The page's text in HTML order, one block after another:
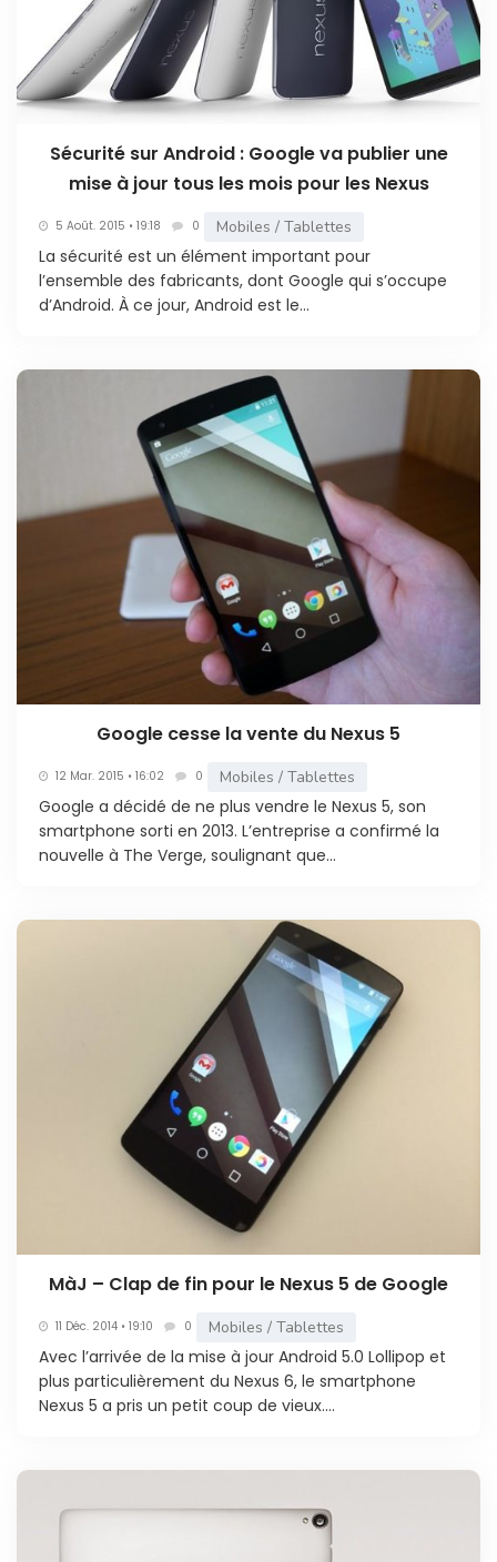
Sécurité sur Android : Google va publier une
mise à jour tous les mois pour les Nexus
5 Août. 2015 • 19:18 0 Mobiles / Tablettes
La sécurité est un élément important pour
l’ensemble des fabricants, dont Google qui s’occupe
d’Android. À ce jour, Android est le...
Google cesse la vente du Nexus 5
12 Mar. 2015 • 16:02 0 Mobiles / Tablettes
Google a décidé de ne plus vendre le Nexus 5, son
smartphone sorti en 2013. L’entreprise a confirmé la
nouvelle à The Verge, soulignant que...
MàJ – Clap de fin pour le Nexus 5 de Google
11 Déc. 2014 • 19:10 0 Mobiles / Tablettes
Avec l’arrivée de la mise à jour Android 5.0 Lollipop et
plus particulièrement du Nexus 6, le smartphone
Nexus 5 a pris un petit coup de vieux....